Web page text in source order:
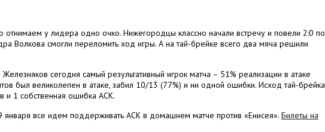
отнимаем у лидера одно очко. Нижегородцы классно начали встречу и повели 2:0 по
Волкова смогли переломить ход игры. А на тай-брейке всего два мяча решили
сегодня самый результативный игрок матча – 51% реализации в атаке
был великолепен в атаке, забил 10/13 (77%) и ни одной ошибки. Исход тай-брейка
и 1 собственная ошибка АСК.
все идем поддерживать АСК в домашнем матче против «Енисея». Билеты на